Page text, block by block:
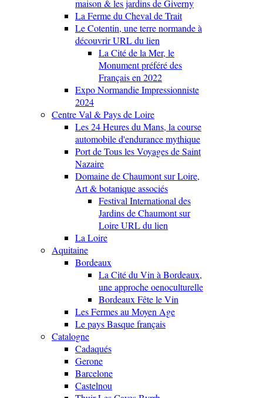
maison & les jardins de Giverny
La Ferme du Cheval de Trait
Le Cotentin, une terre normande à
découvrir URL du lien
La Cité de la Mer, le
Monument préféré des
Français en 2022
Expo Normandie Impressionniste
2024
Centre Val & Pays de Loire
Les 24 Heures du Mans, la course
automobile d'endurance mythique
Port de Tous les Voyages de Saint
Nazaire
Domaine de Chaumont sur Loire,
Art & botanique associés
Festival International des
Jardins de Chaumont sur
Loire URL du lien
La Loire
Aquitaine
Bordeaux
La Cité du Vin à Bordeaux,
une approche oenoculturelle
Bordeaux Fête le Vin
Les Fermes au Moyen Age
Le pays Basque français
Catalogne
Cadaqués
Gerone
Barcelone
Castelnou